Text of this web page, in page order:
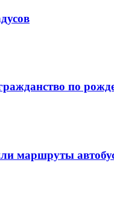
по
маршруты